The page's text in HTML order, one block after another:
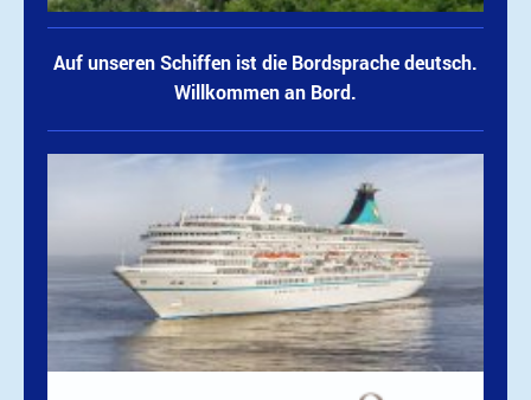
Auf unseren Schiffen ist die Bordsprache deutsch.
Willkommen an Bord.